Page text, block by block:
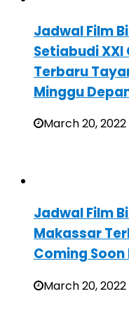
Jadwal Film
Setiabudi XXI
Terbaru
Minggu
March 20, 2022
Jadwal Film
Makassar
Coming
March 20, 2022